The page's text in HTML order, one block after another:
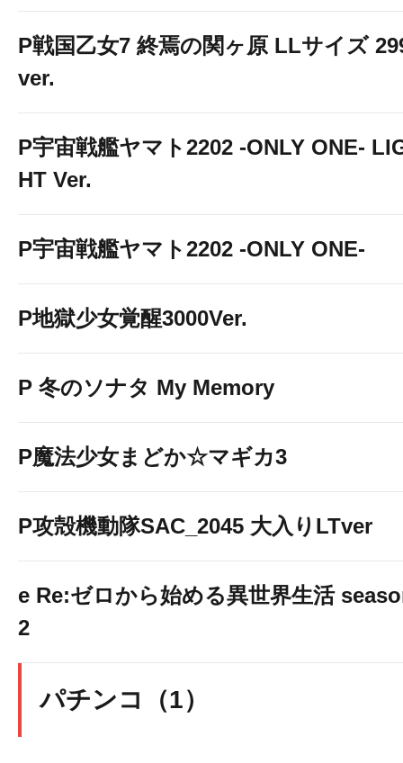
P戦国乙女7 終焉の関ヶ原 LLサイズ
ver.
P宇宙戦艦ヤマト2202 -ONLY ONE-
HT Ver.
P宇宙戦艦ヤマト2202 -ONLY ONE-
P地獄少女覚醒3000Ver.
P 冬のソナタ My Memory
P魔法少女まどか☆マギカ3
P攻殻機動隊SAC_2045 大入りLTver
e Re:ゼロから始める異世界生活
2
パチンコ（1）